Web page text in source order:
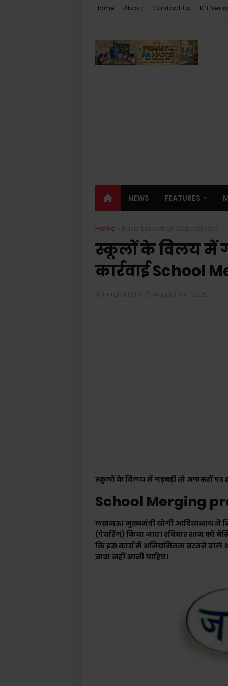
Home About Contact Us RTL
NEWS FEATURES
Home
स्कूलों के विलय में
कार्रवाई School
स्कूलों के विलय में गड़बड़ी तो अफसरों पर
School Merging
लखनऊ। मुख्यमंत्री योगी आदित्यनाथ ने
(पेयरिंग) किया जाए। रविवार शाम को
कि इस कार्य मैं अनियमितता बरतने वाले
बाधा नहीं आनी चाहिए।